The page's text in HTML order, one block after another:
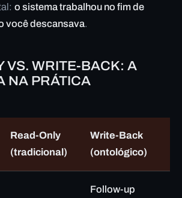
o sistema trabalhou no fim de
você descansava.
VS. WRITE-BACK: A
NA PRÁTICA
Read-Only
(tradicional)
Write-Back
(ontológico)
Follow-up